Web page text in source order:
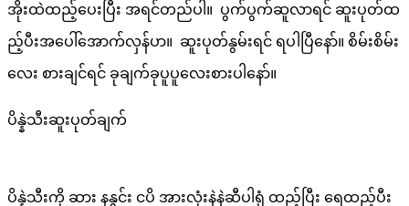
အိုးထဲထည့်ပေးပြီး အရင်တည်ပါ။ ပွက်ပွက်ဆူလာရင် ဆူးပုတ်ထ
ည့်ပီးအပေါ်အောက်လှန်ပာ။ ဆူးပုတ်နွမ်းရင် ရပါပြီနော်။ စိမ်းစိမ်း
လေး စားချင်ရင် ခုချက်ခုပူပူလေးစားပါနော်။
ပိန္နဲသီးဆူးပုတ်ချက်
ပိန္နဲသီးကို ဆား နနွင်း ငပိ အားလုံးနဲနဲဆီပါရုံ ထည့်ပြီး ရေထည့်ပီး